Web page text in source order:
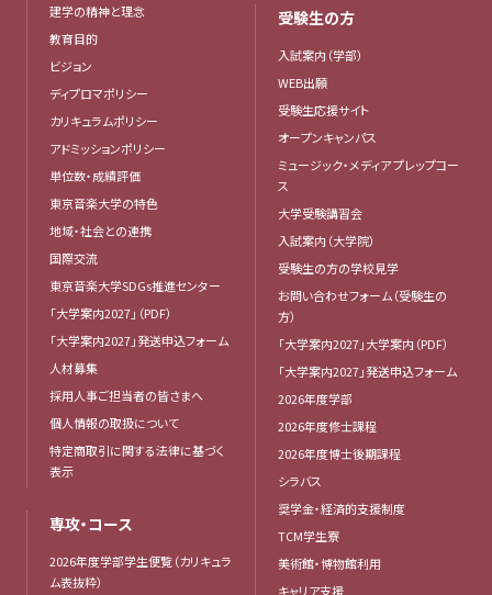
建学の精神と理念
教育目的
ビジョン
ディプロマポリシー
カリキュラムポリシー
アドミッションポリシー
単位数・成績評価
東京音楽大学の特色
地域・社会との連携
国際交流
東京音楽大学SDGs推進センター
「大学案内2027」（PDF）
「大学案内2027」発送申込フォーム
人材募集
採用人事ご担当者の皆さまへ
個人情報の取扱について
特定商取引に関する法律に基づく
表示
専攻・コース
2026年度学部学生便覧（カリキュラ
ム表抜粋）
受験生の方
入試案内（学部）
WEB出願
受験生応援サイト
オープンキャンパス
ミュージック・メディア プレップコー
ス
大学受験講習会
入試案内（大学院）
受験生の方の学校見学
お問い合わせフォーム（受験生の
方）
「大学案内2027」大学案内（PDF）
「大学案内2027」発送申込フォーム
2026年度学部
2026年度修士課程
2026年度博士後期課程
シラバス
奨学金・経済的支援制度
TCM学生寮
美術館・博物館利用
キャリア支援